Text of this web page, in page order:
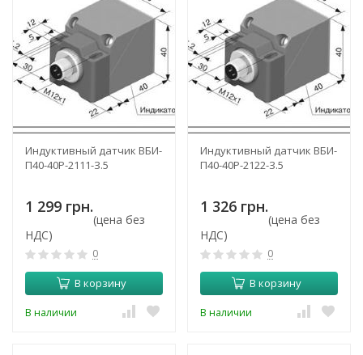
Индуктивный датчик ВБИ-
П40-40Р-2111-З.5
1 299 грн.
(цена без
НДС)
0
В корзину
В наличии
Индуктивный датчик ВБИ-
П40-40Р-2122-З.5
1 326 грн.
(цена без
НДС)
0
В корзину
В наличии